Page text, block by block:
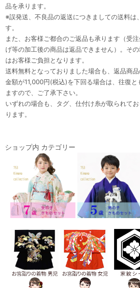
品を承ります。
※誤発送、不良品の返送につきましての送料は
す。
また、お客様ご都合のご返品も承ります（受
げ等の加工後の商品は返品できません）。そ
はお客様ご負担となります。
送料無料となっておりました場合も、返品商
金額が11,000円(税込)を下回る場合は、往復と
ますので、ご了承下さい。
いずれの場合も、タグ、仕付け糸が取られて
ります。
ショップ内 カテゴリー